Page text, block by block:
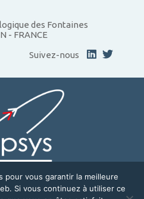
des Fontaines
- FRANCE
Suivez-nous
SOLUTIONS
pour vous garantir la meilleure
Si vous continuez à utiliser ce